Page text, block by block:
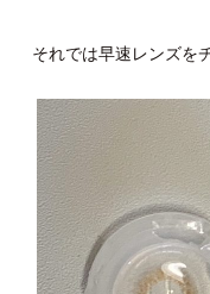
それでは早速レンズを